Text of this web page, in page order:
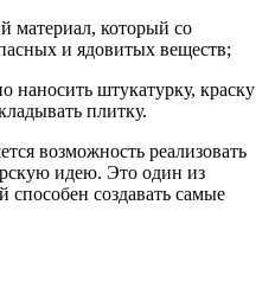
материал, который со
и ядовитых веществ;
наносить штукатурку, краску
плитку.
возможность реализовать
идею. Это один из
создавать самые